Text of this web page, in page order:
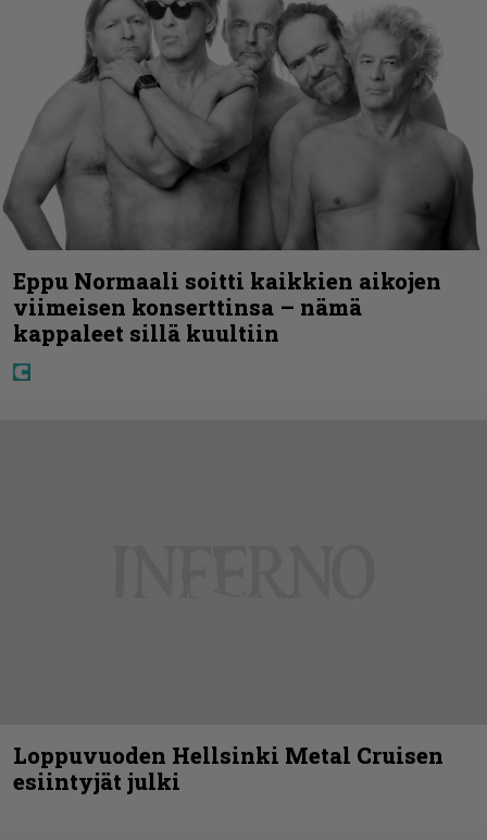
Eppu Normaali soitti kaikkien aikojen
viimeisen konserttinsa – nämä
kappaleet sillä kuultiin
Loppuvuoden Hellsinki Metal Cruisen
esiintyjät julki